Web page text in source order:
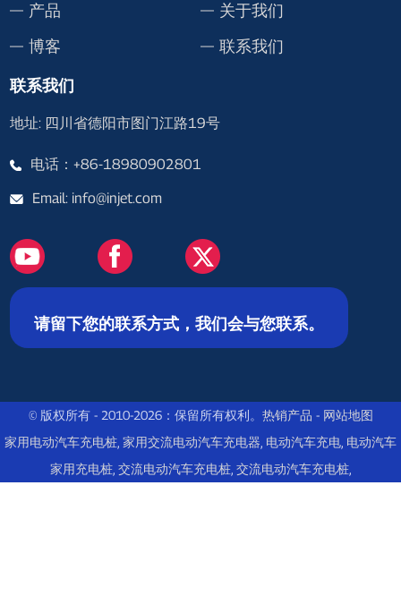
产品
关于我们
博客
联系我们
联系我们
地址: 四川省德阳市图门江路19号
电话：+86-18980902801
Email: info@injet.com
请留下您的联系方式，我们会与您联系。
© 版权所有 - 2010-2026：保留所有权利。 热销产品 - 网站地图
家用电动汽车充电桩 家用交流电动汽车充电器 电动汽车充电 电动汽车
家用充电桩, 交流电动汽车充电桩, 交流电动汽车充电桩,